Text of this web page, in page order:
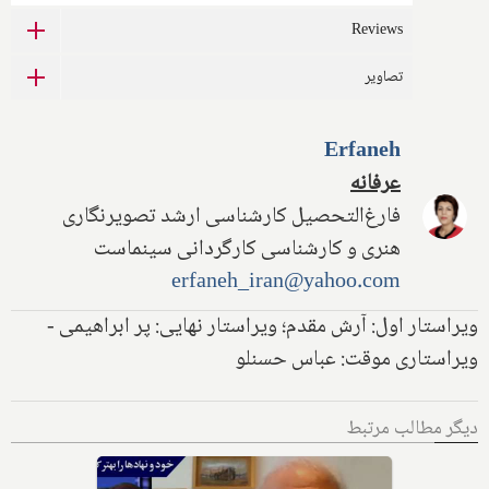
Reviews
تصاویر
Erfaneh
عرفانه
فارغ‌التحصیل کارشناسی ارشد تصویرنگاری
هنری و کارشناسی کارگردانی سینماست
erfaneh_iran@yahoo.com
ویراستار اول: آرش مقدم؛ ویراستار نهایی: پر ابراهیمی -
ویراستاری موقت: عباس حسنلو
دیگر مطالب مرتبط